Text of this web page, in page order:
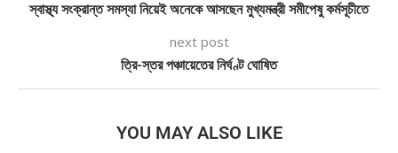
স্বাস্থ্য সংক্রান্ত সমস্যা নিয়েই অনেকে আসছেন মুখ্যমন্ত্রী সমীপেষু কর্মসূচীতে
next post
ত্রি-স্তর পঞ্চায়েতের নির্ঘণ্ট ঘোষিত
YOU MAY ALSO LIKE